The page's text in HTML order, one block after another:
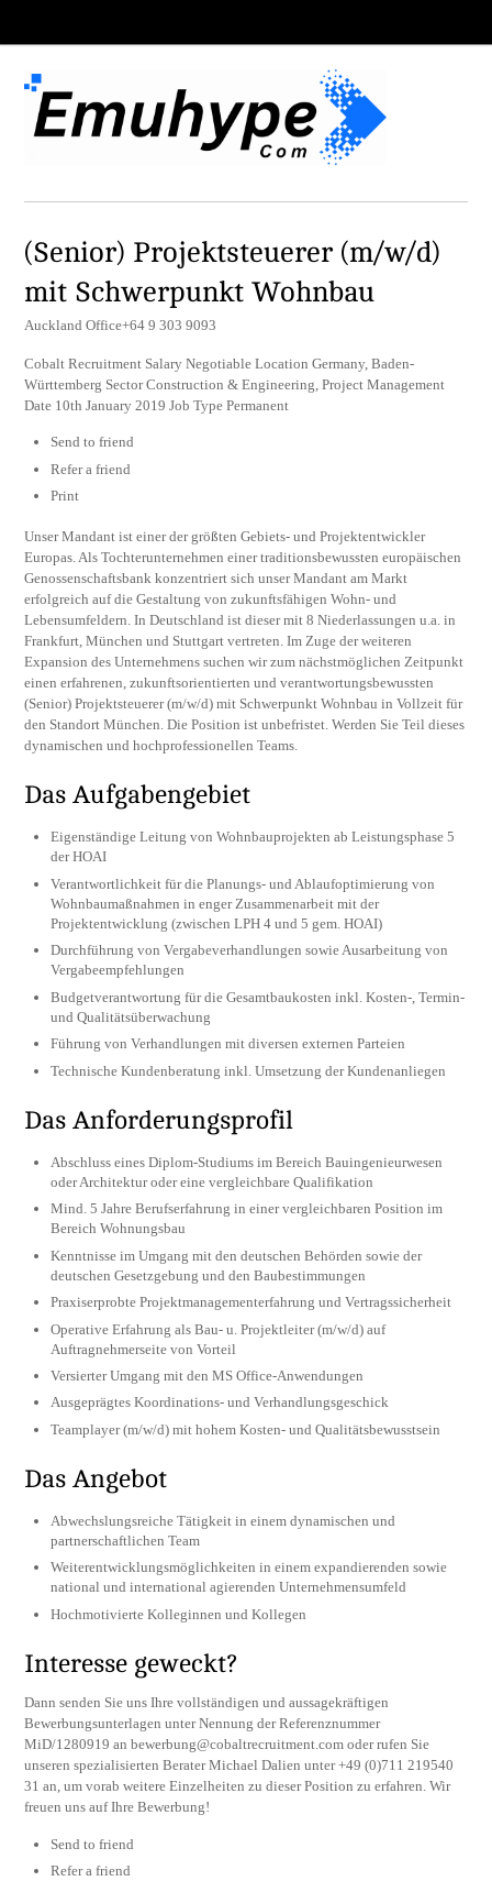
(Senior) Projektsteuerer (m/w/d)
mit Schwerpunkt Wohnbau
Auckland Office+64 9 303 9093
Cobalt Recruitment Salary Negotiable Location Germany, Baden-
Württemberg Sector Construction & Engineering, Project Management
Date 10th January 2019 Job Type Permanent
Send to friend
Refer a friend
Print
Unser Mandant ist einer der größten Gebiets- und Projektentwickler
Europas. Als Tochterunternehmen einer traditionsbewussten europäischen
Genossenschaftsbank konzentriert sich unser Mandant am Markt
erfolgreich auf die Gestaltung von zukunftsfähigen Wohn- und
Lebensumfeldern. In Deutschland ist dieser mit 8 Niederlassungen u.a. in
Frankfurt, München und Stuttgart vertreten. Im Zuge der weiteren
Expansion des Unternehmens suchen wir zum nächstmöglichen Zeitpunkt
einen erfahrenen, zukunftsorientierten und verantwortungsbewussten
(Senior) Projektsteuerer (m/w/d) mit Schwerpunkt Wohnbau in Vollzeit für
den Standort München. Die Position ist unbefristet. Werden Sie Teil dieses
dynamischen und hochprofessionellen Teams.
Das Aufgabengebiet
Eigenständige Leitung von Wohnbauprojekten ab Leistungsphase 5
der HOAI
Verantwortlichkeit für die Planungs- und Ablaufoptimierung von
Wohnbaumaßnahmen in enger Zusammenarbeit mit der
Projektentwicklung (zwischen LPH 4 und 5 gem. HOAI)
Durchführung von Vergabeverhandlungen sowie Ausarbeitung von
Vergabeempfehlungen
Budgetverantwortung für die Gesamtbaukosten inkl. Kosten-, Termin-
und Qualitätsüberwachung
Führung von Verhandlungen mit diversen externen Parteien
Technische Kundenberatung inkl. Umsetzung der Kundenanliegen
Das Anforderungsprofil
Abschluss eines Diplom-Studiums im Bereich Bauingenieurwesen
oder Architektur oder eine vergleichbare Qualifikation
Mind. 5 Jahre Berufserfahrung in einer vergleichbaren Position im
Bereich Wohnungsbau
Kenntnisse im Umgang mit den deutschen Behörden sowie der
deutschen Gesetzgebung und den Baubestimmungen
Praxiserprobte Projektmanagementerfahrung und Vertragssicherheit
Operative Erfahrung als Bau- u. Projektleiter (m/w/d) auf
Auftragnehmerseite von Vorteil
Versierter Umgang mit den MS Office-Anwendungen
Ausgeprägtes Koordinations- und Verhandlungsgeschick
Teamplayer (m/w/d) mit hohem Kosten- und Qualitätsbewusstsein
Das Angebot
Abwechslungsreiche Tätigkeit in einem dynamischen und
partnerschaftlichen Team
Weiterentwicklungsmöglichkeiten in einem expandierenden sowie
national und international agierenden Unternehmensumfeld
Hochmotivierte Kolleginnen und Kollegen
Interesse geweckt?
Dann senden Sie uns Ihre vollständigen und aussagekräftigen
Bewerbungsunterlagen unter Nennung der Referenznummer
MiD/1280919 anbewerbung@cobaltrecruitment.com oder rufen Sie
unseren spezialisierten Berater Michael Dalien unter +49 (0)711 219540
31 an, um vorab weitere Einzelheiten zu dieser Position zu erfahren. Wir
freuen uns auf Ihre Bewerbung!
Send to friend
Refer a friend